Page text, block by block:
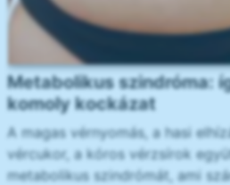
Metabolikus szindróma:
komoly kockázat
A magas vérnyomás, a hasi
vércukor, a kóros vérzsírok
metabolikus szindrómát, ami